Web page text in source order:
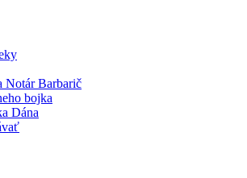
Notár Barbarič
bojka
Dána